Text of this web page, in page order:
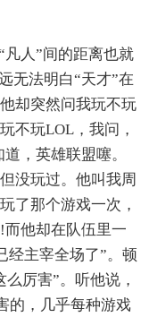
人”间的距离也就
无法明白“天才”在
却突然问我玩不玩
不玩LOL，我问，
，英雄联盟噻。
没玩过。他叫我周
了那个游戏一次，
他却在队伍里一
经主宰全场了”。顿
厉害”。听他说，
的，几乎每种游戏